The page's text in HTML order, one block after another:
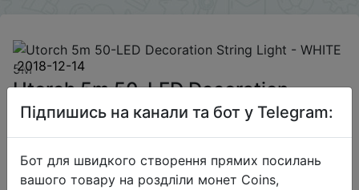
2018-12-14
Utorch 5m 50-LED Decoration
String Light - WHITE 5M
$1.59
Підпишись на канали та бот у Telegram:
Бот для швидкого створення прямих посилань
вашого товару на роздліли монет Coins,